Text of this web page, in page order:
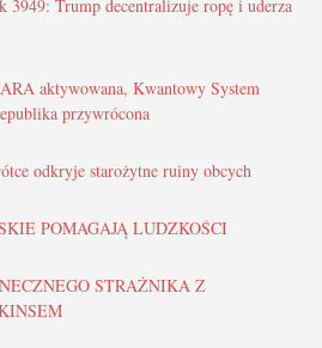
Trump decentralizuje ropę i uderza
aktywowana, Kwantowy System
przywrócona
odkryje starożytne ruiny obcych
POMAGAJĄ LUDZKOŚCI
STRAŻNIKA Z